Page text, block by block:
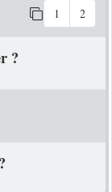
1 2
?